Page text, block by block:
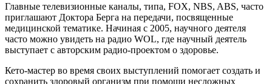
Главные телевизионные каналы, типа, FOX, NBS, ABS, часто
приглашают Доктора Берга на передачи, посвященные
медицинской тематике. Начиная с 2005, научного деятеля
часто можно увидеть на радио WOL, где научный деятель
выступает с авторским радио-проектом о здоровье.
Кето-мастер во время своих выступлений помогает создать и
сохранить здоровый организм при помощи несложных